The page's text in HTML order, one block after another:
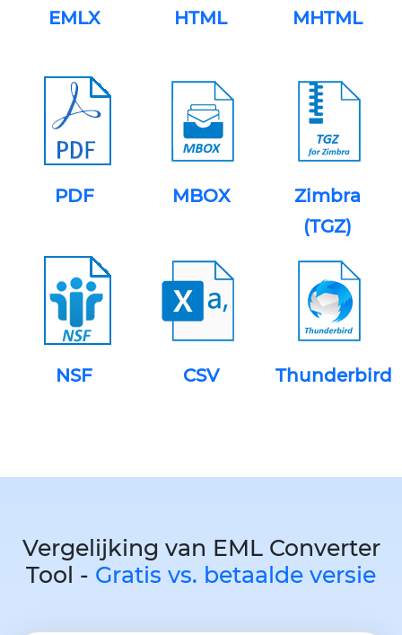
EMLX HTML MHTML
PDF MBOX
Zimbra
(TGZ)
NSF CSV Thunderbird
Vergelijking van EML Converter
Tool - Gratis vs. betaalde versie